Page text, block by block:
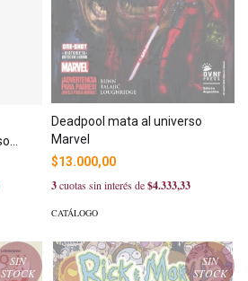
Deadpool mata al universo
Marvel
$13.000,00
3cuotas sin interés de$4.333,33
CATÁLOGO
SIN
STOCK
SIN
STOCK